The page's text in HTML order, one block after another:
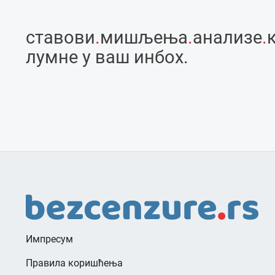
ставови.мишљења.анализе.
лумне у ваш инбоx.
Импресум
Правила коришћења